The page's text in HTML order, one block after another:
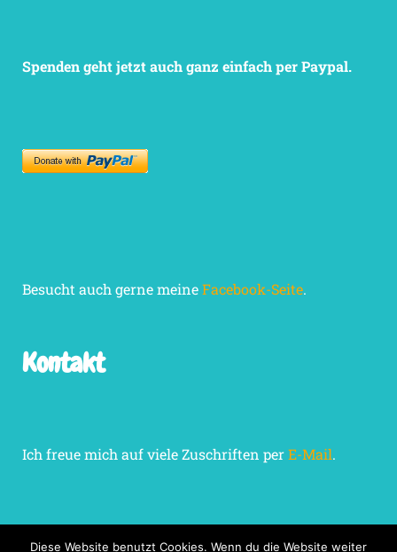
Spenden geht jetzt auch ganz einfach per Paypal.
Besucht auch gerne meineFacebook-Seite.
Kontakt
Ich freue mich auf viele Zuschriften perE-Mail.
Diese Website benutzt Cookies. Wenn du die Website weiter